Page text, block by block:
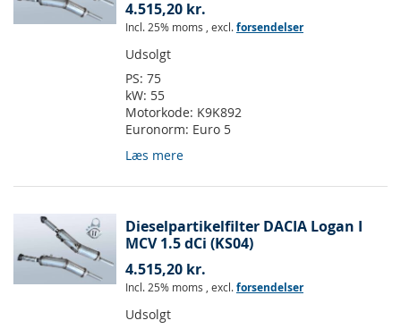
4.515,20 kr.
Incl. 25% moms , excl.forsendelser
Udsolgt
PS: 75
kW: 55
Motorkode: K9K892
Euronorm: Euro 5
Læs mere
Dieselpartikelfilter DACIA Logan I
MCV 1.5 dCi (KS04)
4.515,20 kr.
Incl. 25% moms , excl.forsendelser
Udsolgt